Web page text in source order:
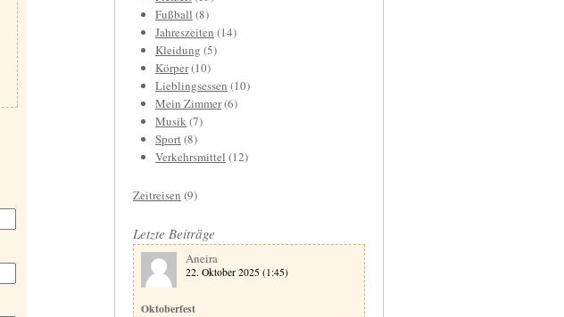
Fußball (8)
Jahreszeiten (14)
Kleidung (5)
Körper(10)
Lieblingsessen (10)
Mein Zimmer(6)
Musik(7)
Sport(8)
Verkehrsmittel (12)
Zeitreisen (9)
Letzte Beiträge
Aneira
22. Oktober 2025 (1:45)
Oktoberfest